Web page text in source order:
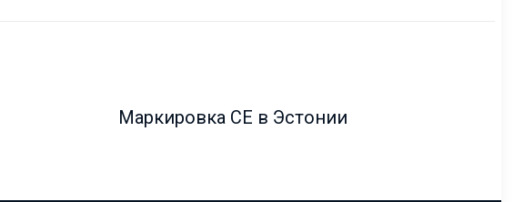
Маркировка СЕ в Эстонии